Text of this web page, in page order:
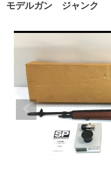
モデルガン ジャンク